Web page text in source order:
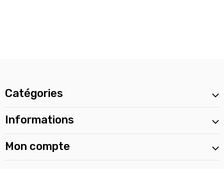
Catégories
Informations
Mon compte